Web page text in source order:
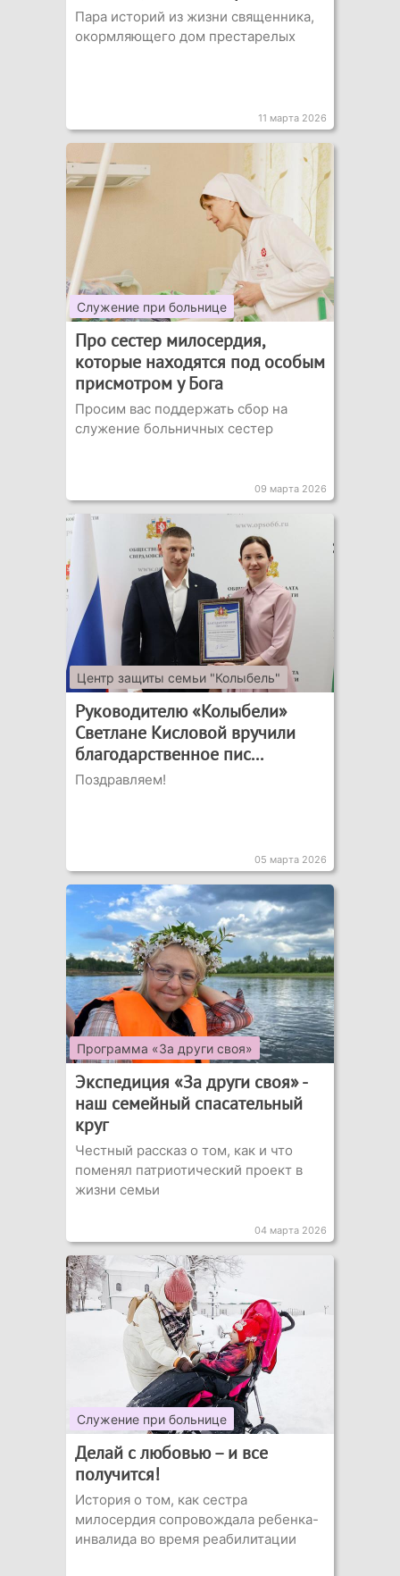
Пара историй из жизни священника,
окормляющего дом престарелых
11 марта 2026
Служение при больнице
Про сестер милосердия,
которые находятся под особым
присмотром у Бога
Просим вас поддержать сбор на
служение больничных сестер
09 марта 2026
Центр защиты семьи "Колыбель"
Руководителю «Колыбели»
Светлане Кисловой вручили
благодарственное пис...
Поздравляем!
05 марта 2026
Программа «За други своя»
Экспедиция «За други своя» -
наш семейный спасательный
круг
Честный рассказ о том, как и что
поменял патриотический проект в
жизни семьи
04 марта 2026
Служение при больнице
Делай с любовью – и все
получится!
История о том, как сестра
милосердия сопровождала ребенка-
инвалида во время реабилитации